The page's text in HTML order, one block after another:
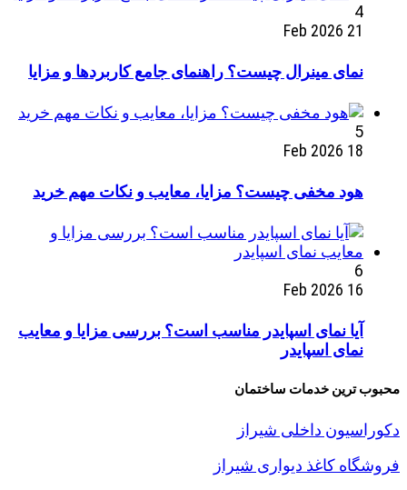
4
21 Feb 2026
نمای مینرال چیست؟ راهنمای جامع کاربردها و مزایا
5
18 Feb 2026
هود مخفی چیست؟ مزایا، معایب و نکات مهم خرید
6
16 Feb 2026
آیا نمای اسپایدر مناسب است؟ بررسی مزایا و معایب
نمای اسپایدر
محبوب ترین خدمات ساختمان
دکوراسیون داخلی شیراز
فروشگاه کاغذ دیواری شیراز